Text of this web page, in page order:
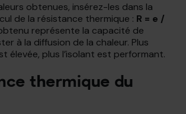
obtenues, insérez-les dans la
de la résistance thermique : R = e /
représente la capacité de
à la diffusion de la chaleur. Plus
élevée, plus l’isolant est performant.
thermique du